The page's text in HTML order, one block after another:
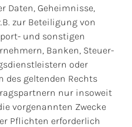
Daten, Geheimnisse,
zur Beteiligung von
und sonstigen
Banken, Steuer-
oder
des geltenden Rechts
nur insoweit
vorgenannten Zwecke
Pflichten erforderlich